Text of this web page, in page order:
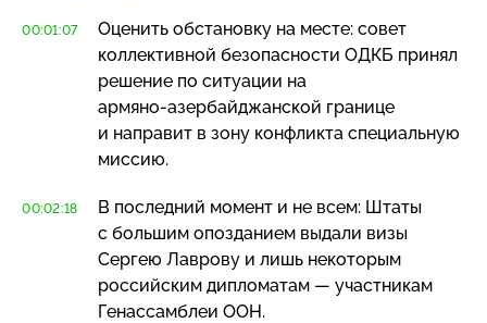
00:01:07
Оценить обстановку на месте: совет
коллективной безопасности ОДКБ принял
решение по ситуации на
армяно-азербайджанской границе
и направит в зону конфликта специальную
миссию.
00:02:18
В последний момент и не всем: Штаты
с большим опозданием выдали визы
Сергею Лаврову и лишь некоторым
российским дипломатам — участникам
Генассамблеи ООН.